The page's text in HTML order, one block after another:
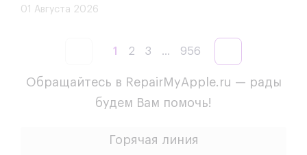
01 Августа 2026
1 2 3 ... 956
Обращайтесь в RepairMyApple.ru — рады
будем Вам помочь!
Горячая линия